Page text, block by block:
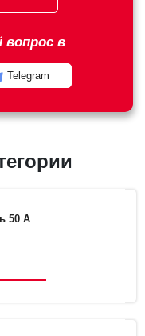
в
Telegram
50 А